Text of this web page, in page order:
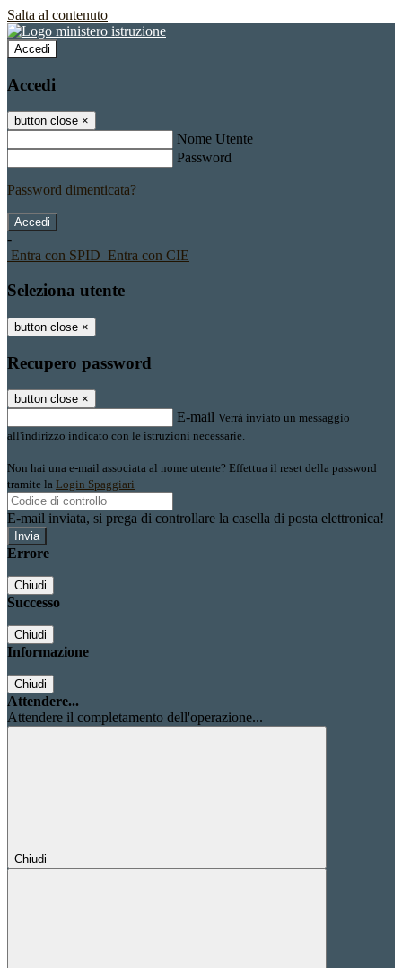
Salta al contenuto
Accedi
Accedi
button close ×
Nome Utente
Password
Password dimenticata?
-
Entra con SPID Entra con CIE
Seleziona utente
button close ×
Recupero password
button close ×
E-mail Verrà inviato un messaggio
all'indirizzo indicato con le istruzioni necessarie.
Non hai una e-mail associata al nome utente? Effettua il reset della password
tramite la Login Spaggiari
E-mail inviata, si prega di controllare la casella di posta elettronica!
Errore
Chiudi
Successo
Chiudi
Informazione
Chiudi
Attendere...
Attendere il completamento dell'operazione...
Chiudi